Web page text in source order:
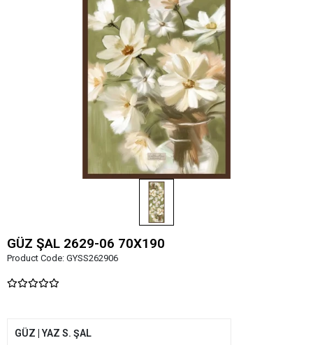
GÜZ ŞAL 2629-06 70X190
Product Code: GYSS262906
GÜZ | YAZ S. ŞAL